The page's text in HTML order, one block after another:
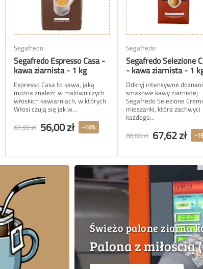
Segafredo
Segafredo Espresso Casa -
kawa ziarnista - 1 kg
Espresso Casa to kawa, jaką
można znaleźć w malowniczych
włoskich kawiarniach, w których
Włosi czują się jak w...
67,95 zł 56,00 zł -18%
Segafredo
Segafredo Selezione
- kawa ziarnista - 1
Odkryj intensywne
smakowe kawy ziarnistej
Segafredo Selezione
mieszanki, która zachwyci
każdego...
80,08 zł 67,62 zł -
Świeżo palone ziarna
Palona z miłością